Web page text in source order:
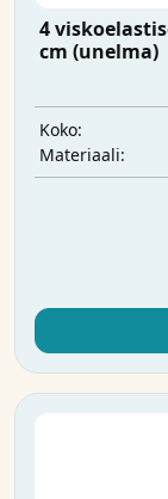
4
cm (unelma)
Koko:
Materiaali: